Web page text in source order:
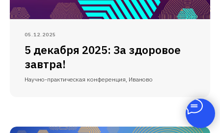
05.12.2025
5 декабря 2025: За здоровое
завтра!
Научно-практическая конференция, Иваново